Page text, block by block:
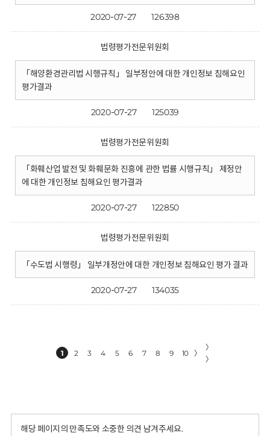
2020-07-27 126398
법령평가전문위원회
「해양환경관리법 시행규칙」 일부정안에 대한 개인정보 침해요인
평가결과
2020-07-27 125039
법령평가전문위원회
「화훼산업 발전 및 화훼문화 진흥에 관한 법률 시행규칙」 제정안
에 대한 개인정보 침해요인 평가결과
2020-07-27 122850
법령평가전문위원회
「수도법 시행령」 일부개정안에 대한 개인정보 침해요인 평가 결과
2020-07-27 134035
1 2 3 4 5 6 7 8 9 10 〉
〉
〉
해당 페이지의 만족도와 소중한 의견 남겨주세요.